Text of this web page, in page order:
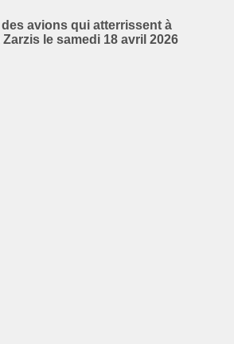
avions qui atterrissent à
le samedi 18 avril 2026